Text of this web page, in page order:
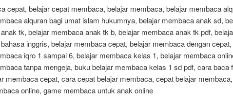
cepat, belajar cepat membaca, belajar membaca, belajar membaca
alquran bagi umat islam hukumnya, belajar membaca anak sd,
tk, belajar membaca anak tk b, belajar membaca anak tk pdf,
inggris, belajar membaca cepat, belajar membaca dengan cepat,
iqro 1 sampai 6, belajar membaca kelas 1, belajar membaca
tanpa mengeja, buku belajar membaca kelas 1 sd pdf, cara baca
membaca cepat, cara cepat belajar membaca, cepat belajar membaca,
online, game membaca untuk anak online